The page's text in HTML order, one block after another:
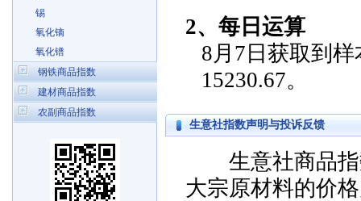
锡
氧化镝
氧化镨
钢铁商品指数
建材商品指数
农副商品指数
2、每日运算
8月7日获取到
15230.67。
生意社指数声明与投诉反馈
生意社商品指
大宗原材料的价